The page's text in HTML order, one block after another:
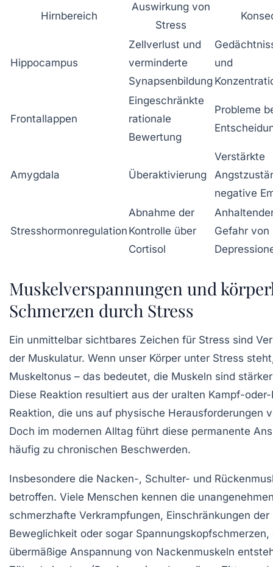
Hirnbereich
Auswirkung von
Stress
Hippocampus
Zellverlust und
verminderte
Synapsenbildung
und
Frontallappen
Eingeschränkte
rationale
Bewertung
Probleme
Amygdala Überaktivierung
Verstärkte
negative
Stresshormonregulation
Abnahme der
Kontrolle über
Cortisol
Gefahr von
Muskelverspannungen und
Schmerzen durch Stress
Ein unmittelbar sichtbares Zeichen für Stress sind
der Muskulatur. Wenn unser Körper unter Stress
Muskeltonus – das bedeutet, die Muskeln sind
Diese Reaktion resultiert aus der uralten Kampf-
Reaktion, die uns auf physische Herausforderungen
Doch im modernen Alltag führt diese permanente
häufig zu chronischen Beschwerden.
Insbesondere die Nacken-, Schulter- und
betroffen. Viele Menschen kennen die
schmerzhafte Verkrampfungen, Einschränkungen der
Beweglichkeit oder sogar Spannungskopfschmerzen,
übermäßige Anspannung von Nackenmuskeln